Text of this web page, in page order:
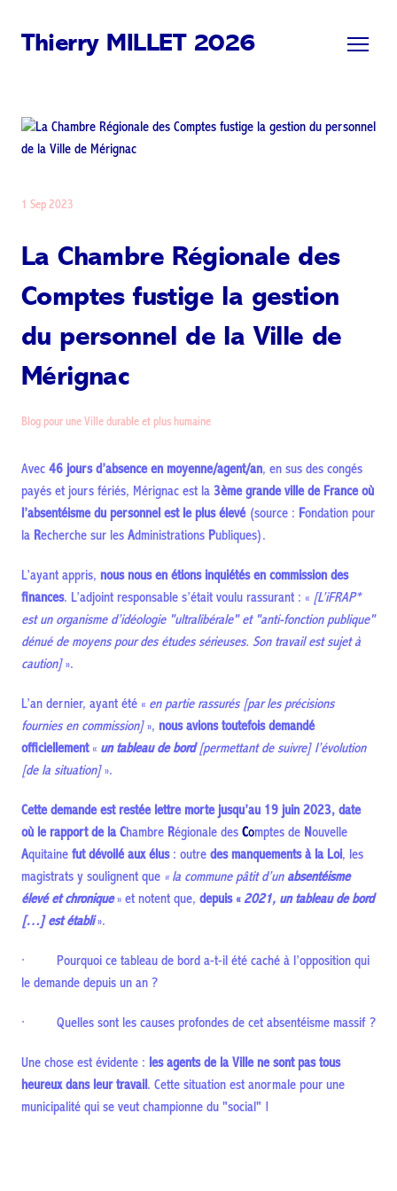
Thierry MILLET 2026
1 Sep 2023
La Chambre Régionale des
Comptes fustige la gestion
du personnel de la Ville de
Mérignac
Blog pour une Ville durable et plus humaine
Avec 46 jours d’absence en moyenne/agent/an, en sus des congés
payés et jours fériés, Mérignac est la 3ème grande ville de France où
l’absentéisme du personnel est le plus élevé(source : Fondation pour
la Recherche sur les Administrations Publiques).
L’ayant appris, nous nous en étions inquiétés en commission des
finances. L’adjoint responsable s’était voulu rassurant : « [L’iFRAP*
est un organisme d’idéologie "ultralibérale" et "anti-fonction publique"
dénué de moyens pour des études sérieuses. Son travail est sujet à
caution]».
L’an dernier, ayant été « en partie rassurés [par les précisions
fournies en commission] », nous avions toutefois demandé
officiellement « un tableau de bord[permettant de suivre] l’évolution
[de la situation] ».
Cette demande est restée lettre morte jusqu’au 19 juin 2023, date
où le rapport de la Chambre Régionale des Comptes de N ouvelle
Aquitaine fut dévoilé aux élus : outre des manquements à la Loi, les
magistrats y soulignent que « la commune pâtit d’un absentéisme
élevé et chronique » et notent que, depuis « 2021, un tableau de bord
[…] est établi».
· Pourquoi ce tableau de bord a-t-il été caché à l’opposition qui
le demande depuis un an ?
· Quelles sont les causes profondes de cet absentéisme massif ?
Une chose est évidente : les agents de la Ville ne sont pas tous
heureux dans leur travail . Cette situation est anormale pour une
municipalité qui se veut championne du "social" !